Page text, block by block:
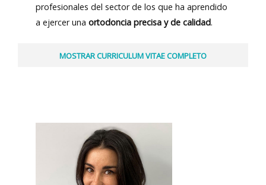
profesionales del sector de los que ha aprendido
a ejercer una ortodoncia precisa y de calidad.
CURRICULUM VITAE COMPLETO
• Licenciatura en Odontología. Universidad Alfonso X el
sabio, Madrid. Septiembre 2008 - Junio 2013.